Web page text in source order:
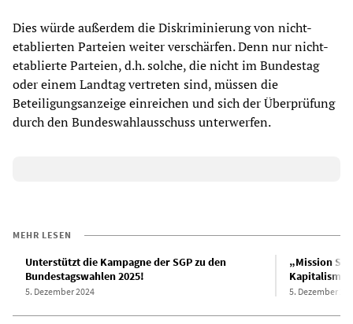
Dies würde außerdem die Diskriminierung von nicht-
etablierten Parteien weiter verschärfen. Denn nur nicht-
etablierte Parteien, d.h. solche, die nicht im Bundestag
oder einem Landtag vertreten sind, müssen die
Beteiligungsanzeige einreichen und sich der Überprüfung
durch den Bundeswahlausschuss unterwerfen.
MEHR LESEN
Unterstützt die Kampagne der SGP zu den
Bundestagswahlen 2025!
5. Dezember 2024
„Mission
5. Dezember